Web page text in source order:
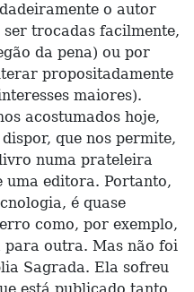
o autor
trocadas facilmente,
da pena) ou por
propositadamente
maiores).
acostumados hoje,
que nos permite,
numa prateleira
uma editora. Portanto,
é quase
como, por exemplo,
para outra. Mas não foi
Sagrada. Ela sofreu